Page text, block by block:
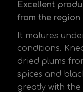
Excellent
from the region
It matures
conditions.
dried plums
spices and
greatly with